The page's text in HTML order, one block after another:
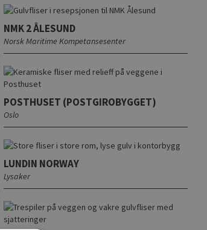
NMK 2 ÅLESUND
Norsk Maritime Kompetansesenter
POSTHUSET (POSTGIROBYGGET)
Oslo
LUNDIN NORWAY
Lysaker